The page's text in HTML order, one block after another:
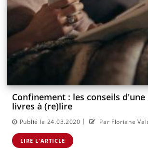
Confinement : les conseils
livres à (re)lire
Publié le 24.03.2020 | Par Floriane
LIRE L'ARTICLE